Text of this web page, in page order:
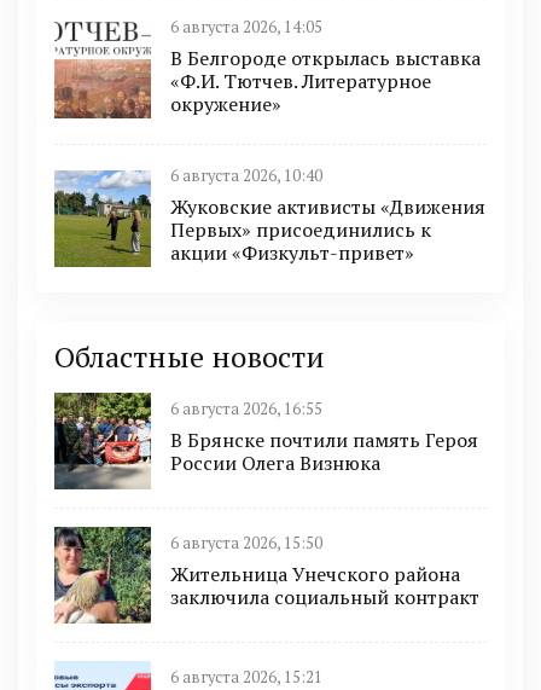
6 августа 2026, 14:05
В Белгороде открылась выставка
«Ф.И. Тютчев. Литературное
окружение»
6 августа 2026, 10:40
Жуковские активисты «Движения
Первых» присоединились к
акции «Физкульт-привет»
Областные новости
6 августа 2026, 16:55
В Брянске почтили память Героя
России Олега Визнюка
6 августа 2026, 15:50
Жительница Унечского района
заключила социальный контракт
6 августа 2026, 15:21